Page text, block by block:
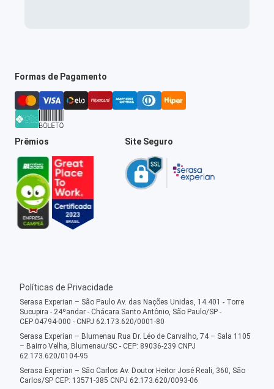
Formas de Pagamento
Prêmios Site Seguro
Políticas de Privacidade
Serasa Experian – São Paulo Av. das Nações Unidas, 14.401 - Torre
Sucupira - 24ºandar - Chácara Santo Antônio, São Paulo/SP -
CEP:04794-000 - CNPJ 62.173.620/0001-80
Serasa Experian – Blumenau Rua Dr. Léo de Carvalho, 74 – Sala 1105
– Bairro Velha, Blumenau/SC - CEP: 89036-239 CNPJ
62.173.620/0104-95
Serasa Experian – São Carlos Av. Doutor Heitor José Reali, 360, São
Carlos/SP CEP: 13571-385 CNPJ 62.173.620/0093-06